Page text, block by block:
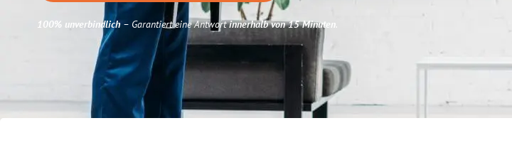
100% unverbindlich– Garantiert eine Antwortinnerhalb von 15 Minuten.